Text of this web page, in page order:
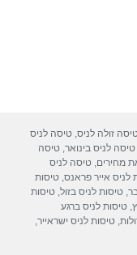
זולה לניס,טיסה לניס
טיסה לניס בינואר,טיסה
מחירים,טיסה לניס
לניס אייר פראנס,טיסות
,טיסות לניס בזול,טיסות
,טיסות לניס ברגע
,טיסות לניס ישראייר,